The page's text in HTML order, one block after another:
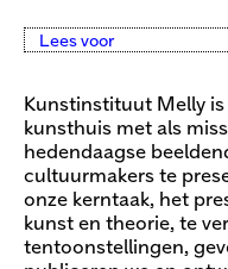
Lees voor
Kunstinstituut Melly
kunsthuis met als
hedendaagse
cultuurmakers te
onze kerntaak, het
kunst en theorie, te
tentoonstellingen,